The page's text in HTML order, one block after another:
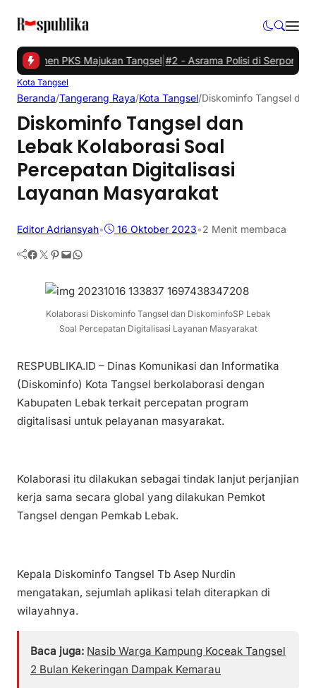
PKS Majukan Tangsel|#2 -Asrama Polisi di Serpong
Kota Tangsel
Beranda/Tangerang Raya/Kota Tangsel/Diskominfo Tangsel
Diskominfo Tangsel dan
Lebak Kolaborasi Soal
Percepatan Digitalisasi
Layanan Masyarakat
Editor Adriansyah• 16 Oktober 2023•2 Menit membaca
Facebook Twitter Pinterest Mail WhatsApp
Kolaborasi Diskominfo Tangsel dan DiskominfoSP Lebak
Soal Percepatan Digitalisasi Layanan Masyarakat
RESPUBLIKA.ID – Dinas Komunikasi dan Informatika
(Diskominfo) Kota Tangsel berkolaborasi dengan
Kabupaten Lebak terkait percepatan program
digitalisasi untuk pelayanan masyarakat.
Kolaborasi itu dilakukan sebagai tindak lanjut perjanjian
kerja sama secara global yang dilakukan Pemkot
Tangsel dengan Pemkab Lebak.
Kepala Diskominfo Tangsel Tb Asep Nurdin
mengatakan, sejumlah aplikasi telah diterapkan di
wilayahnya.
Baca juga: Nasib Warga Kampung Koceak Tangsel
2 Bulan Kekeringan Dampak Kemarau